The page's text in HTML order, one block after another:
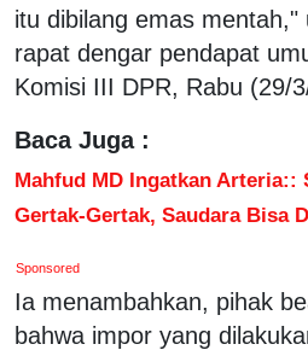
itu dibilang emas mentah,"
rapat dengar pendapat
Komisi III DPR, Rabu (29/
Baca Juga :
Mahfud MD Ingatkan Arteria::
Gertak-Gertak, Saudara Bisa
Sponsored
Ia menambahkan, pihak
bahwa impor yang